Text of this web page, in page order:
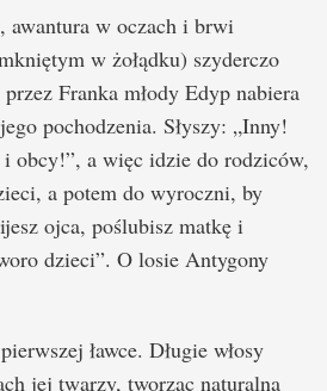
awantura w oczach i brwi
w żołądku) szyderczo
Franka młody Edyp nabiera
pochodzenia. Słyszy: „Inny!
obcy!”, a więc idzie do rodziców,
a potem do wyroczni, by
ojca, poślubisz matkę i
dzieci”. O losie Antygony
ławce. Długie włosy
jej twarzy, tworząc naturalną